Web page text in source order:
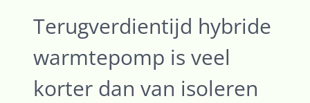
Terugverdientijd hybride
warmtepomp is veel
korter dan van isoleren